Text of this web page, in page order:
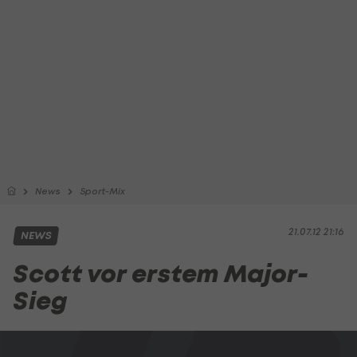
News Sport-Mix
21.07.12 21:16
NEWS
Scott vor erstem Major-
Sieg